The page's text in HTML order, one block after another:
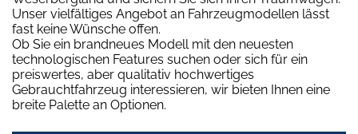
Unser vielfältiges Angebot an Fahrzeugmodellen lässt
fast keine Wünsche offen.
Ob Sie ein brandneues Modell mit den neuesten
technologischen Features suchen oder sich für ein
preiswertes, aber qualitativ hochwertiges
Gebrauchtfahrzeug interessieren, wir bieten Ihnen eine
breite Palette an Optionen.